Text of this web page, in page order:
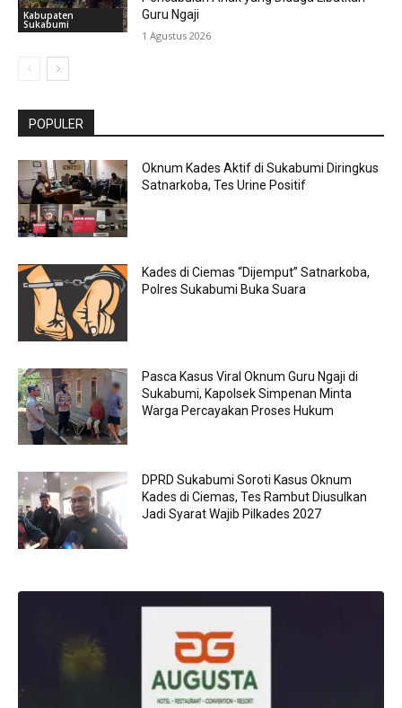
Kabupaten
Sukabumi
Guru Ngaji
1 Agustus 2026
POPULER
Oknum Kades Aktif di Sukabumi Diringkus
Satnarkoba, Tes Urine Positif
Kades di Ciemas “Dijemput” Satnarkoba,
Polres Sukabumi Buka Suara
Pasca Kasus Viral Oknum Guru Ngaji di
Sukabumi, Kapolsek Simpenan Minta
Warga Percayakan Proses Hukum
DPRD Sukabumi Soroti Kasus Oknum
Kades di Ciemas, Tes Rambut Diusulkan
Jadi Syarat Wajib Pilkades 2027